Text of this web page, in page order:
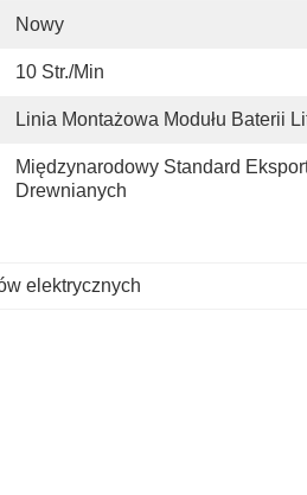
Nowy
10 Str./min
Linia Montażowa Modułu Baterii
Międzynarodowy Standard
Drewnianych
elektrycznych